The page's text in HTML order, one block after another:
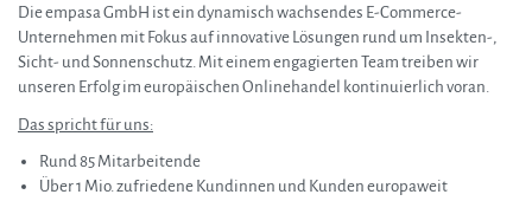
Die empasa GmbH ist ein dynamisch wachsendes E-Commerce-
Unternehmen mit Fokus auf innovative Lösungen rund um Insekten-,
Sicht- und Sonnenschutz. Mit einem engagierten Team treiben wir
unseren Erfolg im europäischen Onlinehandel kontinuierlich voran.
Das spricht für uns:
Rund 85 Mitarbeitende
Über 1 Mio. zufriedene Kundinnen und Kunden europaweit